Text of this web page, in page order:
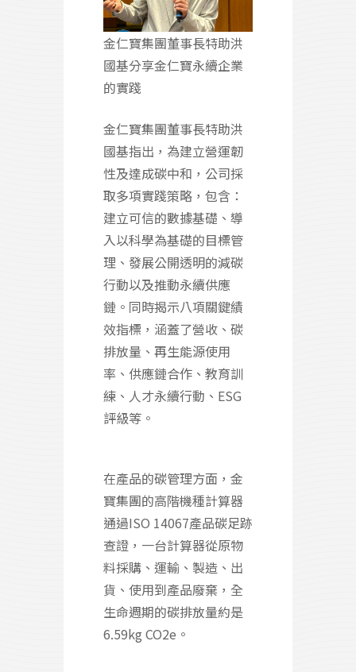
金仁寶集團董事長特助洪
國基分享金仁寶永續企業
的實踐
金仁寶集團董事長特助洪
國基指出，為建立營運韌
性及達成碳中和，公司採
取多項實踐策略，包含：
建立可信的數據基礎、導
入以科學為基礎的目標管
理、發展公開透明的減碳
行動以及推動永續供應
鏈。同時揭示八項關鍵績
效指標，涵蓋了營收、碳
排放量、再生能源使用
率、供應鏈合作、教育訓
練、人才永續行動、ESG
評級等。
在產品的碳管理方面，金
寶集團的高階機種計算器
通過ISO 14067產品碳足跡
查證，一台計算器從原物
料採購、運輸、製造、出
貨、使用到產品廢棄，全
生命週期的碳排放量約是
6.59kg CO2e。